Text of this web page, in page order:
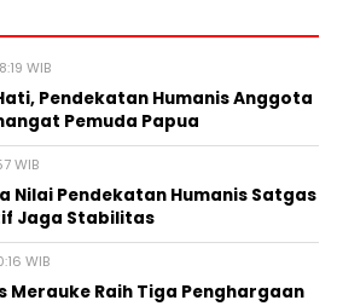
WIB
Pendekatan Humanis Anggota
Pemuda Papua
WIB
Nilai Pendekatan Humanis Satgas
Jaga Stabilitas
WIB
Merauke Raih Tiga Penghargaan